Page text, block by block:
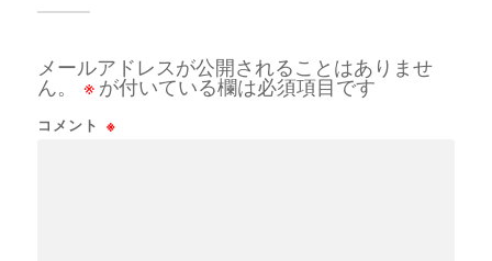
メールアドレスが公開されることはありませ
ん。
※ が付いている欄は必須項目です
コメント ※